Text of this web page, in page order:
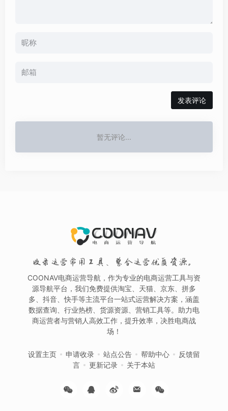
发表评论
暂无评论...
收录运营常用工具、整合运营优质资源。
COONAV电商运营导航，作为专业的电商运营工具与资
源导航平台，我们免费提供淘宝、天猫、京东、拼多
多、抖音、快手等主流平台一站式运营解决方案，涵盖
数据查询、行业热榜、货源资源、营销工具等。助力电
商运营者与营销人高效工作，提升效率，决胜电商战
场！
设置主页 申请收录 站点公告 帮助中心
反馈留
言
更新记录 关于本站